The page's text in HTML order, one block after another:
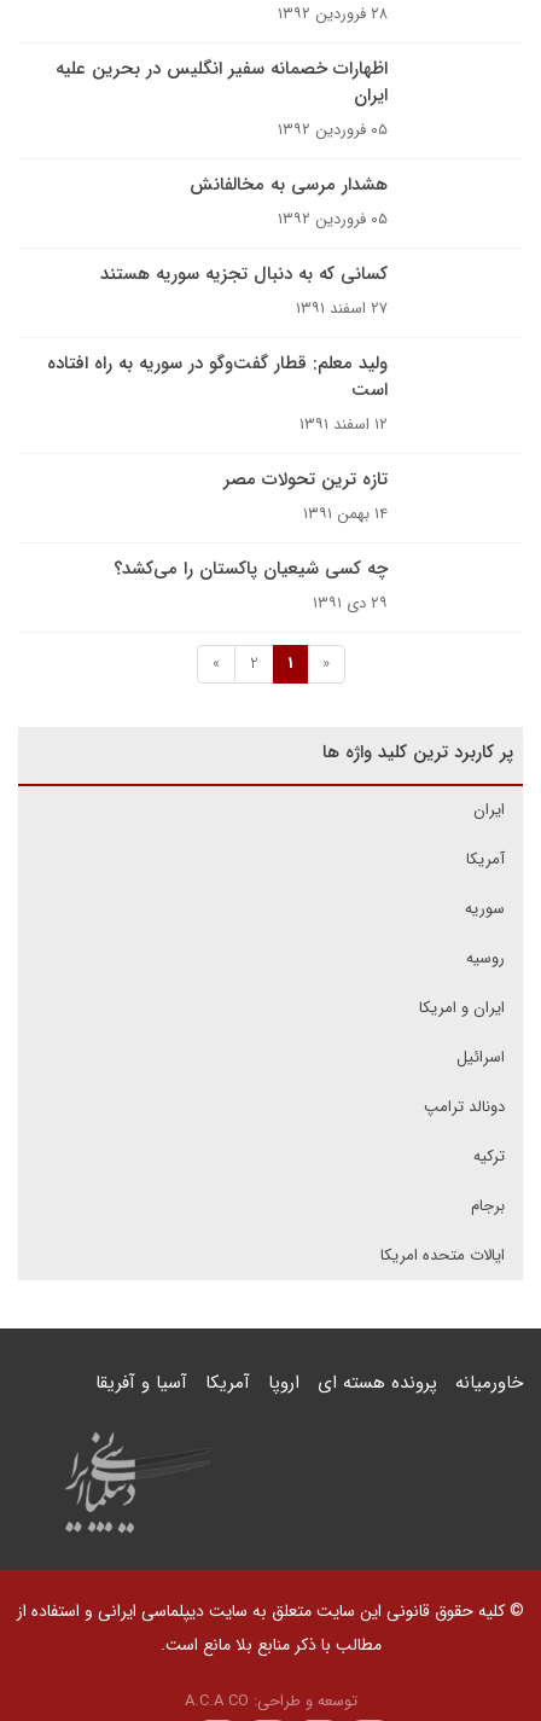
۲۸ فروردین ۱۳۹۲
اظهارات خصمانه سفیر انگلیس در بحرین علیه
ایران
۰۵ فروردین ۱۳۹۲
هشدار مرسی به مخالفانش
۰۵ فروردین ۱۳۹۲
کسانی که به دنبال تجزیه سوریه هستند
۲۷ اسفند ۱۳۹۱
ولید معلم: قطار گفت‌وگو در سوریه به راه افتاده
است
۱۲ اسفند ۱۳۹۱
تازه ترین تحولات مصر
۱۴ بهمن ۱۳۹۱
چه کسی شیعیان پاکستان را می‌کشد؟
۲۹ دی ۱۳۹۱
«
1
2
»
پر کاربرد ترین کلید واژه ها
ایران
آمریکا
سوریه
روسیه
ایران و امریکا
اسرائیل
دونالد ترامپ
ترکیه
برجام
ایالات متحده امریکا
خاورمیانه پرونده هسته ای اروپا آمریکا آسیا و آفریقا
© کلیه حقوق قانونی این سایت متعلق به سایت دیپلماسی ایرانی و استفاده از
مطالب با ذکر منابع بلا مانع است.
توسعه و طراحی: A.C.A CO